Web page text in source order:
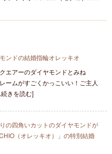
ンドの結婚指輪オレッキオ
エアーのダイヤモンドとみね
ームがすごくかっこいい！ご主人
きを読む]
の四角いカットのダイヤモンドが
（オレッキオ）」の特別結婚